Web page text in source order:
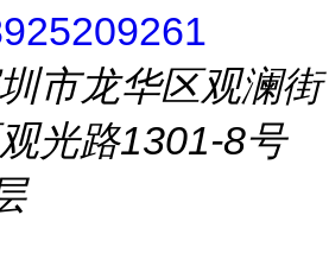
市龙华区观澜街
光路1301-8号